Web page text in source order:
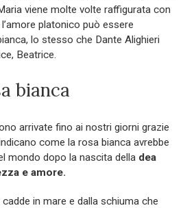
viene molte volte raffigurata con
platonico può essere
lo stesso che Dante Alighieri
Beatrice.
bianca
arrivate fino ai nostri giorni grazie
come la rosa bianca avrebbe
mondo dopo la nascita della dea
e amore.
in mare e dalla schiuma che